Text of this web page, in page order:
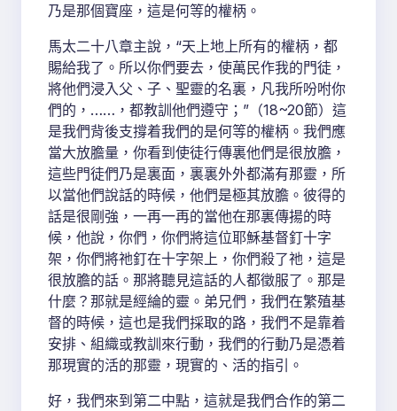
乃是那個寶座，這是何等的權柄。
馬太二十八章主說，“天上地上所有的權柄，都
賜給我了。所以你們要去，使萬民作我的門徒，
將他們浸入父、子、聖靈的名裏，凡我所吩咐你
們的，……，都教訓他們遵守；”（18~20節）這
是我們背後支撐着我們的是何等的權柄。我們應
當大放膽量，你看到使徒行傳裏他們是很放膽，
這些門徒們乃是裏面，裏裏外外都滿有那靈，所
以當他們說話的時候，他們是極其放膽。彼得的
話是很剛強，一再一再的當他在那裏傳揚的時
候，他說，你們，你們將這位耶穌基督釘十字
架，你們將祂釘在十字架上，你們殺了祂，這是
很放膽的話。那將聽見這話的人都徵服了。那是
什麼？那就是經綸的靈。弟兄們，我們在繁殖基
督的時候，這也是我們採取的路，我們不是靠着
安排、組織或教訓來行動，我們的行動乃是憑着
那現實的活的那靈，現實的、活的指引。
好，我們來到第二中點，這就是我們合作的第二